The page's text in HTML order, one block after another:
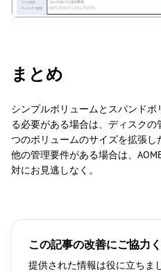
まとめ
シンプルボリュームとスパンド
る必要がある場合は、ディスク
つのボリュームのサイズを拡張
他の管理要件がある場合は、
対にお見逃しなく。
この記事の改善にご協力く
提供された情報は役に立ちま